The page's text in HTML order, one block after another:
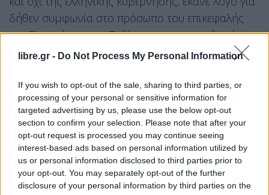
libre.gr - Do Not Process My Personal Information
If you wish to opt-out of the sale, sharing to third parties, or
processing of your personal or sensitive information for
targeted advertising by us, please use the below opt-out
section to confirm your selection. Please note that after your
opt-out request is processed you may continue seeing
interest-based ads based on personal information utilized by
us or personal information disclosed to third parties prior to
your opt-out. You may separately opt-out of the further
disclosure of your personal information by third parties on the
δήθεν συμφωνία στο πρόσωπο του επικεφαλής
του Συνηγόρου του Πολίτη για να παραπλανήσει
από την πρωτοφανή κίνηση του Προέδρου της
τοποθετηθεί η επικεφαλής της ΑΠΔΠΧ και να
αναβληθεί η διαδικασία που ρητά προβλέπει το
Σύνταγμα και ο Κανονισμός της Βουλής.
Τον διαψεύδουμε κατηγορηματικά.
Παζάρια το ΠΑΣΟΚ δεν κάνει. Ας το χωνέψει και ο
κ. Μητσοτάκης και η κυβέρνηση της Νέας